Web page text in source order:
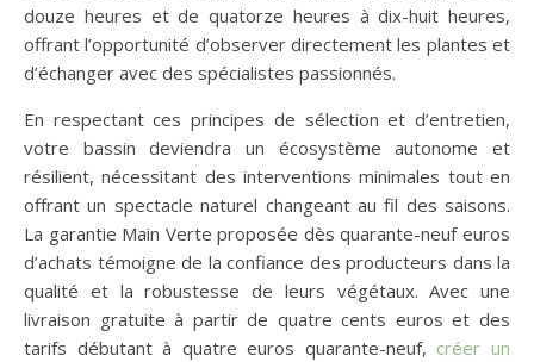
douze heures et de quatorze heures à dix-huit heures,
offrant l’opportunité d’observer directement les plantes et
d’échanger avec des spécialistes passionnés.
En respectant ces principes de sélection et d’entretien,
votre bassin deviendra un écosystème autonome et
résilient, nécessitant des interventions minimales tout en
offrant un spectacle naturel changeant au fil des saisons.
La garantie Main Verte proposée dès quarante-neuf euros
d’achats témoigne de la confiance des producteurs dans la
qualité et la robustesse de leurs végétaux. Avec une
livraison gratuite à partir de quatre cents euros et des
tarifs débutant à quatre euros quarante-neuf, créer un